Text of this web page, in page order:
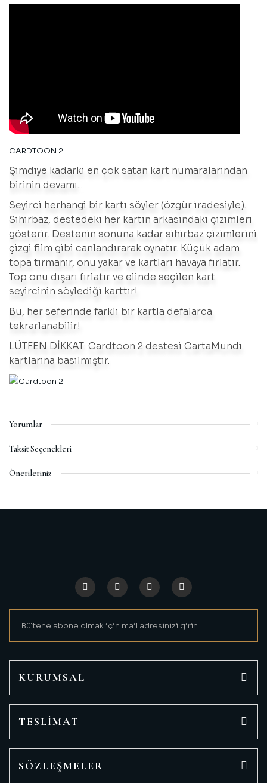
CARDTOON 2
Şimdiye kadarki en çok satan kart numaralarından
birinin devamı...
Seyirci herhangi bir kartı söyler (özgür iradesiyle).
Sihirbaz, destedeki her kartın arkasındaki çizimleri
gösterir. Destenin sonuna kadar sihirbaz çizimlerini
çizgi film gibi canlandırarak oynatır. Küçük adam
topa tırmanır, onu yakar ve kartları havaya fırlatır.
Top onu dışarı fırlatır ve elinde seçilen kart
seyircinin söylediği karttır!
Bu, her seferinde farklı bir kartla defalarca
tekrarlanabilir!
LÜTFEN DİKKAT: Cardtoon 2 destesi CartaMundi
kartlarına basılmıştır.
Yorumlar
Taksit Seçenekleri
Önerileriniz
Ürün açıklamasında eksik bilgiler bulunuyor.
Ürün bilgilerinde hatalar bulunuyor.
KURUMSAL
TESLİMAT
SÖZLEŞMELER